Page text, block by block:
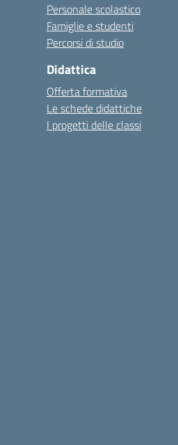
Personale scolastico
Famiglie e studenti
Percorsi di studio
Didattica
Offerta formativa
Le schede didattiche
I progetti delle classi